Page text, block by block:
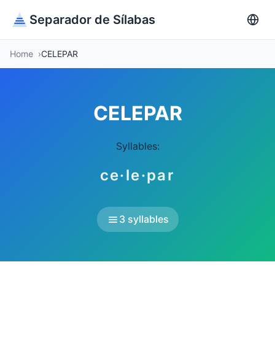
Separador de Sílabas
Home CELEPAR
CELEPAR
Syllables:
ce·le·par
3 syllables